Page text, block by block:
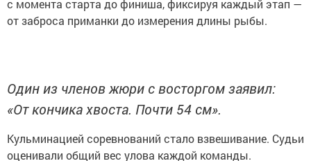
с момента старта до финиша, фиксируя каждый этап —
от заброса приманки до измерения длины рыбы.
Один из членов жюри с восторгом заявил:
«От кончика хвоста. Почти 54 см».
Кульминацией соревнований стало взвешивание. Судьи
оценивали общий вес улова каждой команды.